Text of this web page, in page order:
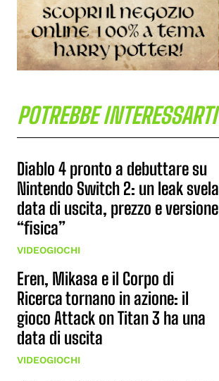
POTREBBE INTERESSARTI
Diablo 4 pronto a debuttare su
Nintendo Switch 2: un leak svela
data di uscita, prezzo e versione
“fisica”
VIDEOGIOCHI
Eren, Mikasa e il Corpo di
Ricerca tornano in azione: il
gioco Attack on Titan 3 ha una
data di uscita
VIDEOGIOCHI